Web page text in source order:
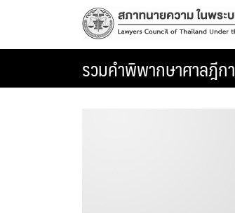
รวมคำพิพากษาศาลฎีกา